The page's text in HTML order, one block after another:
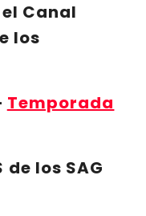
Canal
los
Temporada
de los SAG